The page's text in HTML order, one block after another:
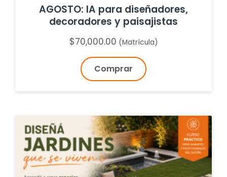
AGOSTO: IA para diseñadores,
decoradores y paisajistas
$70,000.00 (Matrícula)
Comprar